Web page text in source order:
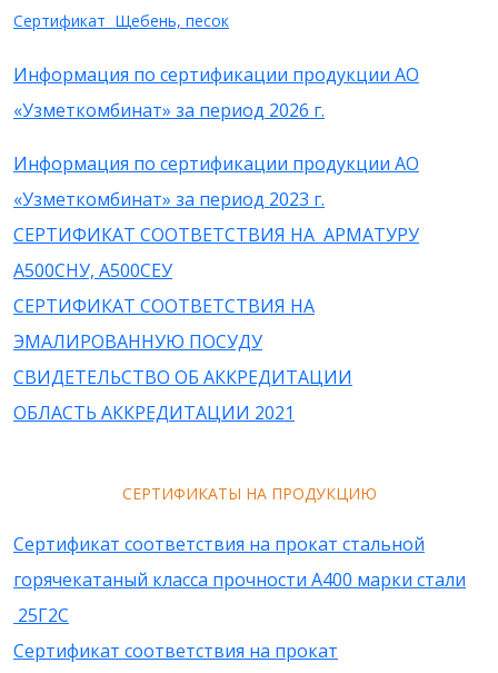
Cертификат Щебень, песок
Информация по сертификации продукции АО
«Узметкомбинат» за период 2026 г.
Информация по сертификации продукции АО
«Узметкомбинат» за период 2023 г.
СЕРТИФИКАТ СООТВЕТСТВИЯ НА АРМАТУРУ
А500СНУ, А500СЕУ
СЕРТИФИКАТ СООТВЕТСТВИЯ НА
ЭМАЛИРОВАННУЮ ПОСУДУ
СВИДЕТЕЛЬСТВО ОБ АККРЕДИТАЦИИ
ОБЛАСТЬ АККРЕДИТАЦИИ 2021
СЕРТИФИКАТЫ НА ПРОДУКЦИЮ
Сертификат соответствия на прокат стальной
горячекатаный класса прочности А400 марки стали
25Г2С
Сертификат соответствия на прокат